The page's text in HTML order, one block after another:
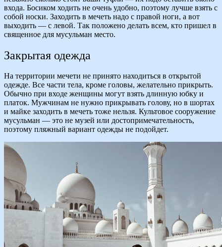
входа. Босиком ходить не очень удобно, поэтому лучше взять с
собой носки. Заходить в мечеть надо с правой ноги, а вот
выходить — с левой. Так положено делать всем, кто пришел в
священное для мусульман место.
Закрытая одежда
На территории мечети не принято находиться в открытой
одежде. Все части тела, кроме головы, желательно прикрыть.
Обычно при входе женщины могут взять длинную юбку и
платок. Мужчинам не нужно прикрывать голову, но в шортах
и майке заходить в мечеть тоже нельзя. Культовое сооружение
мусульман — это не музей или достопримечательность,
поэтому пляжный вариант одежды не подойдет.